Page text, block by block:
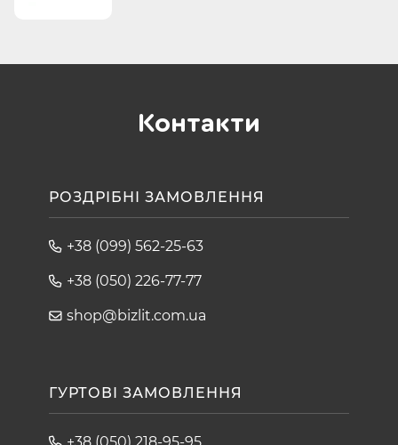
Контакти
РОЗДРІБНІ ЗАМОВЛЕННЯ
+38 (099) 562-25-63
+38 (050) 226-77-77
shop@bizlit.com.ua
ГУРТОВІ ЗАМОВЛЕННЯ